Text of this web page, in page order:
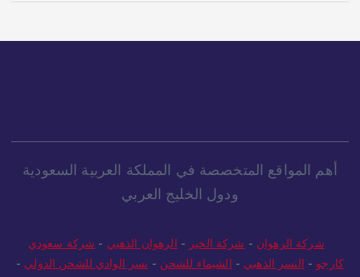
أهم المواقع المتخصصة في المملكة العربية السعودية
ودول الخليج العربي
شركة الرهوان - شركة الخير - الرهوان الذهبي - شركة سعودي
كارجو - النسر الذهبي - الشيماء للشحن - نسر الوادي للشحن الدولي -